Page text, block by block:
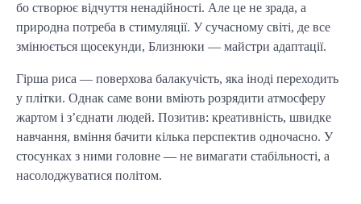
бо створює відчуття ненадійності. Але це не зрада, а
природна потреба в стимуляції. У сучасному світі, де все
змінюється щосекунди, Близнюки — майстри адаптації.
Гірша риса — поверхова балакучість, яка іноді переходить
у плітки. Однак саме вони вміють розрядити атмосферу
жартом і з’єднати людей. Позитив: креативність, швидке
навчання, вміння бачити кілька перспектив одночасно. У
стосунках з ними головне — не вимагати стабільності, а
насолоджуватися політом.